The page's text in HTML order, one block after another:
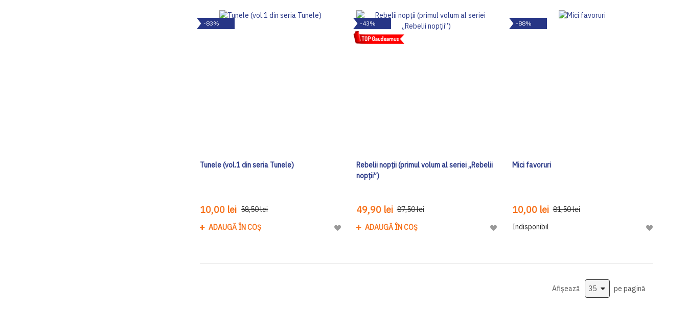
Dorinte
Dorinte
-83%
Tunele (vol.1 din seria Tunele)
10,00 lei 58,50 lei
ADAUGĂ ÎN COȘ
Adaugă
de
-43%
Rebelii nopții (primul volum al seriei „Rebelii
nopții”)
49,90 lei 87,50 lei
ADAUGĂ ÎN COȘ
Adaugă
de
-88%
Mici favoruri
10,00 lei 81,50 lei
Indisponibil
Adaugă
de
Afișează
pe pagină